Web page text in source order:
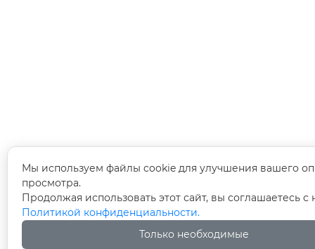
Мы используем файлы cookie для улучшения вашего
просмотра.
Продолжая использовать этот сайт, вы соглашаетесь
Политикой конфиденциальности.
Только необходимые